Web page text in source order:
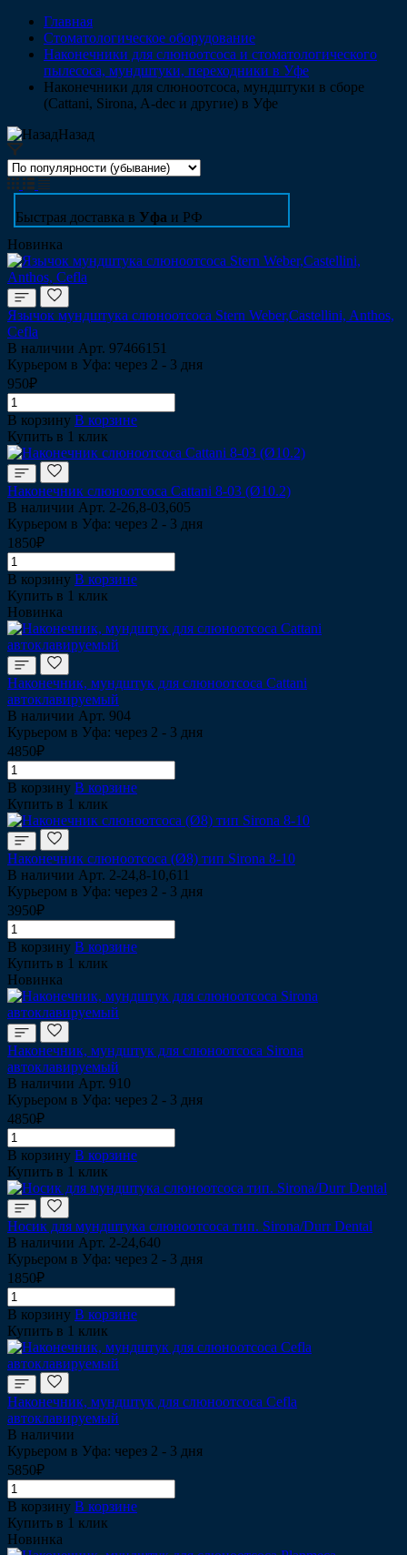
Главная
Стоматологическое оборудование
Наконечники для слюноотсоса и стоматологического
пылесоса, мундштуки, переходники в Уфе
Наконечники для слюноотсоса, мундштуки в сборе
(Cattani, Sirona, A-dec и другие) в Уфе
Назад
Быстрая доставка в Уфа и РФ
Новинка
Язычок мундштука слюноотсоса Stern Weber,Castellini, Anthos,
Cefla
В наличии Арт. 97466151
Курьером в Уфа: через 2 - 3 дня
950₽
В корзину В корзине
Купить в 1 клик
Наконечник слюноотсоса Cattani 8-03 (Ø10.2)
В наличии Арт. 2-26,8-03,605
Курьером в Уфа: через 2 - 3 дня
1850₽
В корзину В корзине
Купить в 1 клик
Новинка
Наконечник, мундштук для слюноотсоса Cattani
автоклавируемый
В наличии Арт. 904
Курьером в Уфа: через 2 - 3 дня
4850₽
В корзину В корзине
Купить в 1 клик
Наконечник слюноотсоса (Ø8) тип Sirona 8-10
В наличии Арт. 2-24,8-10,611
Курьером в Уфа: через 2 - 3 дня
3950₽
В корзину В корзине
Купить в 1 клик
Новинка
Наконечник, мундштук для слюноотсоса Sirona
автоклавируемый
В наличии Арт. 910
Курьером в Уфа: через 2 - 3 дня
4850₽
В корзину В корзине
Купить в 1 клик
Носик для мундштука слюноотсоса тип. Sirona/Durr Dental
В наличии Арт. 2-24,640
Курьером в Уфа: через 2 - 3 дня
1850₽
В корзину В корзине
Купить в 1 клик
Наконечник, мундштук для слюноотсоса Cefla
автоклавируемый
В наличии
Курьером в Уфа: через 2 - 3 дня
5850₽
В корзину В корзине
Купить в 1 клик
Новинка